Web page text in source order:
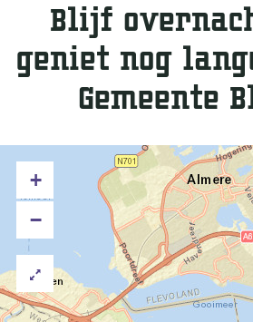
Blijf
geniet nog
Gemeente
+
−